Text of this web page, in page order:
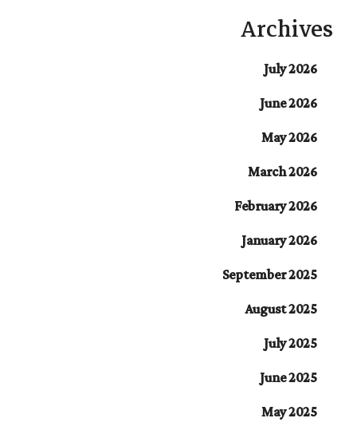
Archives
July 2026
June 2026
May 2026
March 2026
February 2026
January 2026
September 2025
August 2025
July 2025
June 2025
May 2025